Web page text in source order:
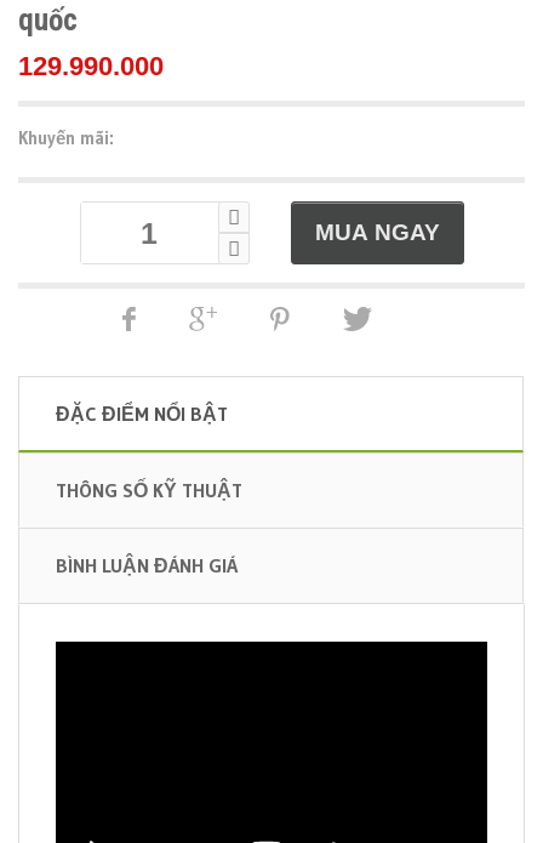
quốc
129.990.000
Khuyến mãi:
ĐẶC ĐIỂM NỔI BẬT
THÔNG SỐ KỸ THUẬT
BÌNH LUẬN ĐÁNH GIÁ